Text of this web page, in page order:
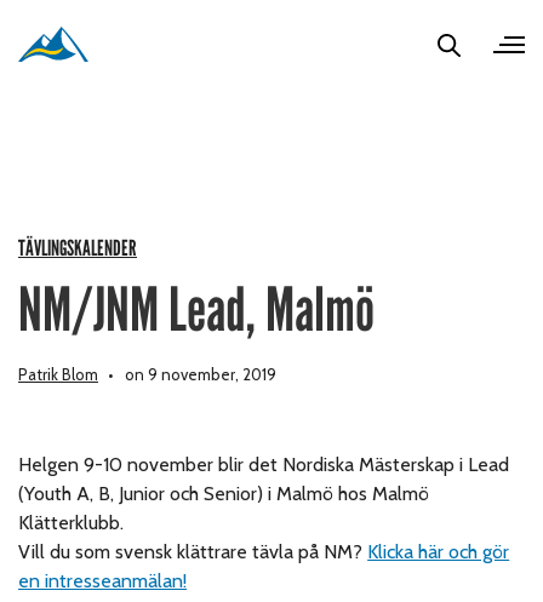
TÄVLINGSKALENDER
NM/JNM Lead, Malmö
Patrik Blom on 9 november, 2019
Helgen 9-10 november blir det Nordiska Mästerskap i Lead
(Youth A, B, Junior och Senior) i Malmö hos Malmö
Klätterklubb.
Vill du som svensk klättrare tävla på NM? Klicka här och gör
en intresseanmälan!